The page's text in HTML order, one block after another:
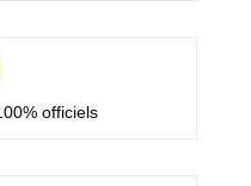
officiels